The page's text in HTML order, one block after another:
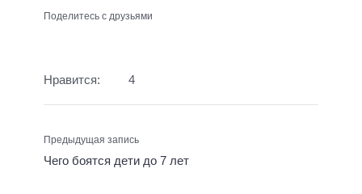
Поделитесь с друзьями
Нравится: 4
Предыдущая запись
Чего боятся дети до 7 лет